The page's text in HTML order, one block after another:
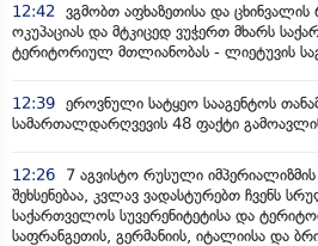
12:42
ვგმობთ აფხაზეთისა და ცხინვალის
ოკუპაციას და მტკიცედ ვუჭერთ მხარს
ტერიტორიულ მთლიანობას - ლიეტუვის
12:39 ეროვნული სატყეო სააგენტოს
სამართალდარღვევის 48 ფაქტი
12:26
7 აგვისტო რუსული იმპერიალიზმის
შეხსენებაა, კვლავ ვადასტურებთ ჩვენს
საქართველოს სუვერენიტეტისა და
საფრანგეთის, გერმანიის, იტალიისა და